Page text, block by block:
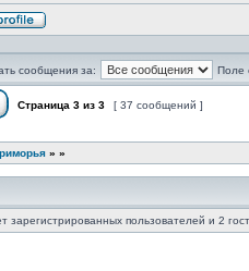
Профиль
сообщения за: Поле
Страница 3 из 3 [ 37 сообщений ]
» »
пользователей и 2